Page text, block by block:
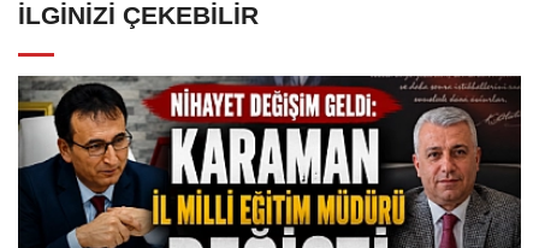
İLGINIZI ÇEKEBILIR